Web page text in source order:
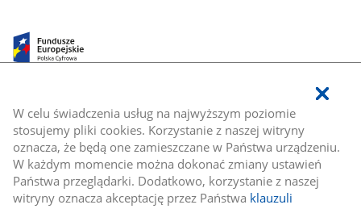
W celu świadczenia usług na najwyższym poziomie
stosujemy pliki cookies. Korzystanie z naszej witryny
oznacza, że będą one zamieszczane w Państwa urządzeniu.
W każdym momencie można dokonać zmiany ustawień
Państwa przeglądarki. Dodatkowo, korzystanie z naszej
witryny oznacza akceptację przez Państwa klauzuli